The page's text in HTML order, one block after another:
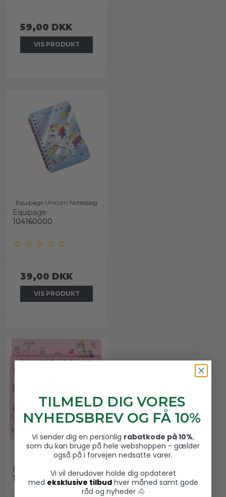
59,00 DKK
VIS PRODUKT
Equipage Unicorn Notesbog
Equipage
104160000
39,00 DKK
VIS PRODUKT
Equipage Unicorn
Farveblyanter
Equipage
104610000
TILMELD DIG VORES
NYHEDSBREV OG FÅ 10%
Vi sender dig en personlig rabatkode på 10%,
som du kan bruge på hele webshoppen - gælder
også på i forvejen nedsatte varer.
Vi vil derudover holde dig opdateret
med eksklusive tilbudhver måned samt gode
råd og nyheder 🐴